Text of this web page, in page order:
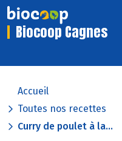
Biocoop Cagnes
Accueil
Toutes nos recettes
Curry de poulet à la...